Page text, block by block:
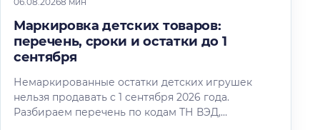
Маркировка детских товаров:
перечень, сроки и остатки до 1
сентября
Немаркированные остатки детских игрушек
нельзя продавать с 1 сентября 2026 года.
Разбираем перечень по кодам ТН ВЭД,